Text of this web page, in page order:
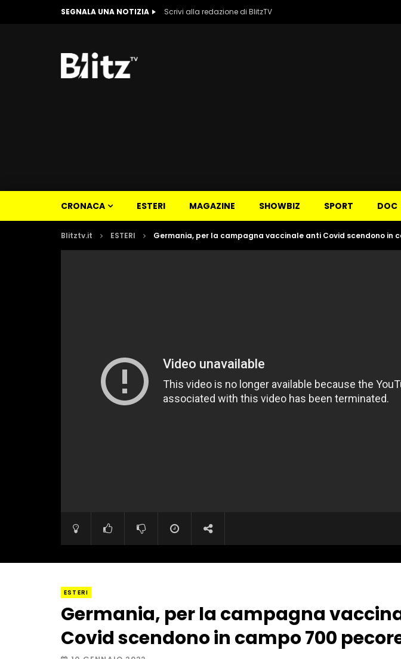
SEGNALA UNA NOTIZIA Scrivi alla redazione di BlitzTV
CRONACA ESTERI MAGAZINE SHOWBIZ SPORT DOC
Blitztv.it ESTERI Germania, per la campagna vaccinale anti Covid scendono in
ESTERI
Germania, per la campagna
Covid scendono in campo 700